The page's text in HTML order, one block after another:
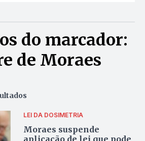
do marcador:
de Moraes
LEI DA DOSIMETRIA
Moraes suspende
aplicação de lei que pode